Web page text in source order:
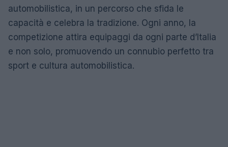
automobilistica, in un percorso che sfida le
capacità e celebra la tradizione. Ogni anno, la
competizione attira equipaggi da ogni parte d’Italia
e non solo, promuovendo un connubio perfetto tra
sport e cultura automobilistica.